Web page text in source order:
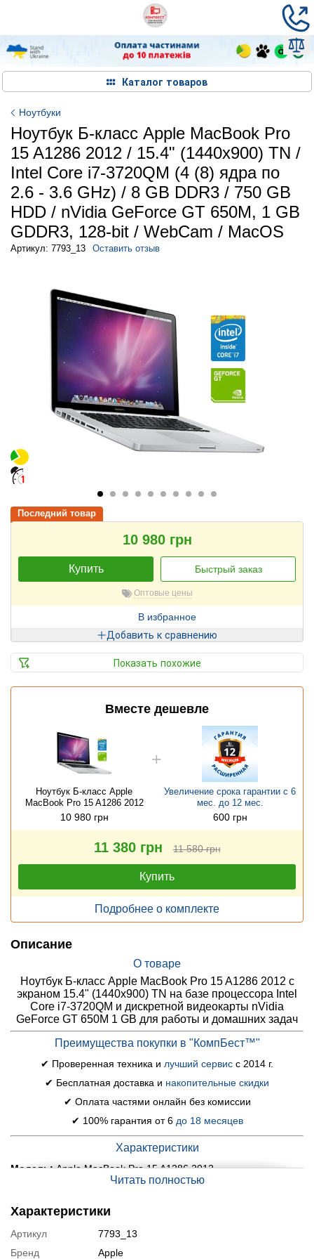
Каталог товаров
Ноутбуки
Ноутбук Б-класс Apple MacBook Pro
15 A1286 2012 / 15.4" (1440x900) TN /
Intel Core i7-3720QM (4 (8) ядра по
2.6 - 3.6 GHz) / 8 GB DDR3 / 750 GB
HDD / nVidia GeForce GT 650M, 1 GB
GDDR3, 128-bit / WebCam / MacOS
Артикул: 7793_13 Оставить отзыв
Последний товар
10 980 грн
Купить Быстрый заказ
Оптовые цены
В избранное
Добавить к сравнению
Показать похожие
Вместе дешевле
Ноутбук Б-класс Apple
MacBook Pro 15 A1286 2012
10 980 грн
Увеличение срока гарантии с 6
мес. до 12 мес.
600 грн
11 380 грн 11 580 грн
Купить
Подробнее о комплекте
Описание
О товаре
Ноутбук Б-класс Apple MacBook Pro 15 A1286 2012 c
экраном 15.4" (1440x900) TN на базе процессора Intel
Core i7-3720QM и дискретной видеокарты nVidia
GeForce GT 650M 1 GB для работы и домашних задач
Преимущества покупки в "КомпБест™"
✔ Проверенная техника и лучший сервис с 2014 г.
✔ Бесплатная доставка и накопительные скидки
✔ Оплата частями онлайн без комиссии
✔ 100% гарантия от 6 до 18 месяцев
Характеристики
Модель:Apple MacBook Pro 15 A1286 2012
Экран (диагональ, разрешение, тип матрицы):
(1440x900) TN
Читать полностью
Характеристики
Артикул
7793_13
Бренд
Apple